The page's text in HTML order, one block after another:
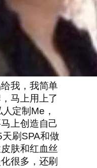
我，我简单
马上用上了
定制Me，
上创造自己
刷SPA和做
肤和红血丝
很多，还刷